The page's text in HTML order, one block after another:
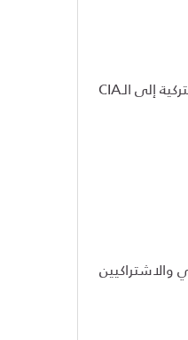
رسالة من الاستخبارات التركية إلى الـCIA
والاشتراكيين